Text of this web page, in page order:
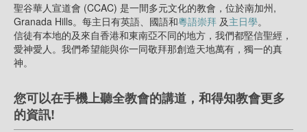
聖谷華人宣道會 (CCAC) 是一間多元文化的教會，位於南加州,
Granada Hills。每主日有英語、國語和粵語崇拜 及主日學。
信徒有本地的及來自香港和東南亞不同的地方，我們都堅信聖經，
愛神愛人。我們希望能與你一同敬拜那創造天地萬有，獨一的真
神。
您可以在手機上聽全教會的講道，和得知教會更多
的資訊!